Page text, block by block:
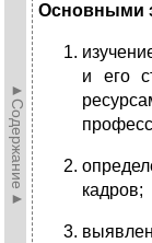
►Содержание►
Основными
и его
кадров;